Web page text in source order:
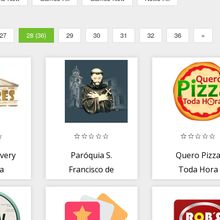
27 28 (36) 29 30 31 32 36 »
Paróquia S.
Francisco de
Quero Pizza
Toda Hora